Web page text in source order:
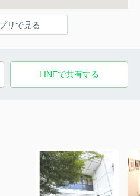
リで見る
LINEで共有する